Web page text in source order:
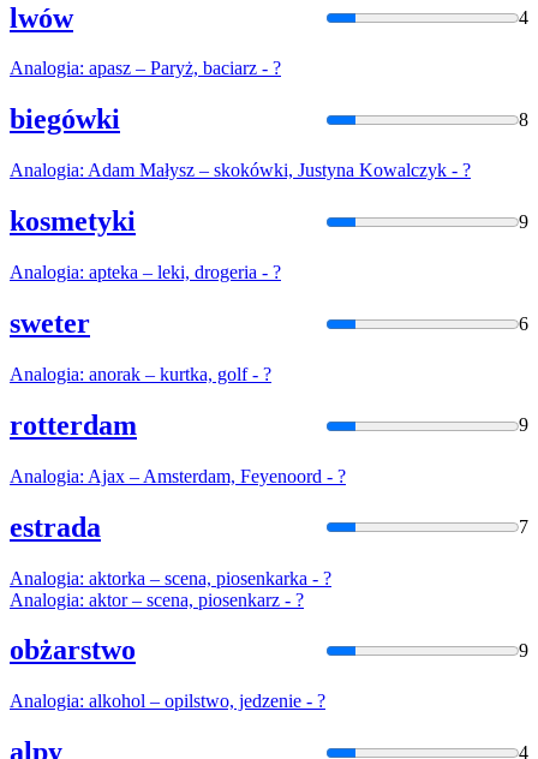
lwów 4
Analogia: apasz – Paryż, baciarz - ?
biegówki 8
Analogia: Adam Małysz – skokówki, Justyna Kowalczyk - ?
kosmetyki 9
Analogia: apteka – leki, drogeria - ?
sweter 6
Analogia: anorak – kurtka, golf - ?
rotterdam 9
Analogia: Ajax – Amsterdam, Feyenoord - ?
estrada 7
Analogia: aktorka – scena, piosenkarka - ?
Analogia: aktor – scena, piosenkarz - ?
obżarstwo 9
Analogia: alkohol – opilstwo, jedzenie - ?
alpy 4